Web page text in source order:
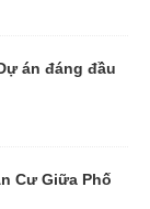
án đáng đầu
Cư Giữa Phố